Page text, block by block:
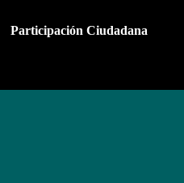
Participación Ciudadana